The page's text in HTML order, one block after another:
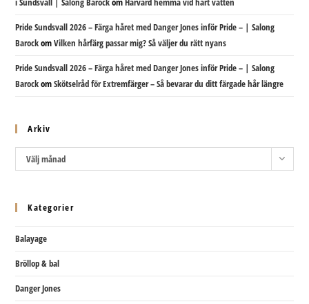
Pride Sundsvall 2026 – Färga håret med Danger Jones inför Pride – | Salong
BarockomVilken hårfärg passar mig? Så väljer du rätt nyans
Pride Sundsvall 2026 – Färga håret med Danger Jones inför Pride – | Salong
BarockomSkötselråd för Extremfärger – Så bevarar du ditt färgade hår längre
Arkiv
ArkivVälj månad
Kategorier
Balayage
Bröllop & bal
Danger Jones